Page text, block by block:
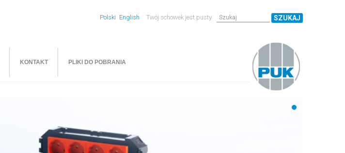
SZUKAJ
Twój schowek jest pusty
Polski English
KONTAKT PLIKI DO POBRANIA